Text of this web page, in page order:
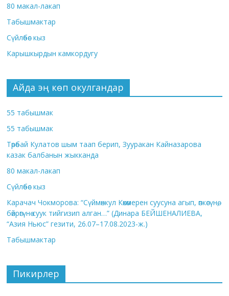
80 макал-лакап
Табышмактар
Сүйлөбөс кыз
Карышкырдын камкордугу
Айда эң көп окулгандар
55 табышмак
55 табышмак
Төрөбай Кулатов шым таап берип, Зууракан Кайназарова
казак балбанын жыкканда
80 макал-лакап
Сүйлөбөс кыз
Карачач Чокморова: “Сүймөнкул Көкөмерен суусуна агып, өпкөсүнө,
бөйрөгүнө суук тийгизип алган…” (Динара БЕЙШЕНАЛИЕВА,
“Азия Ньюс” гезити, 26.07–17.08.2023-ж.)
Табышмактар
Пикирлер